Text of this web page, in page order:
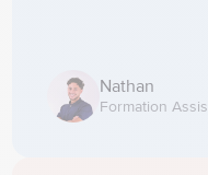
Nathan
Formation